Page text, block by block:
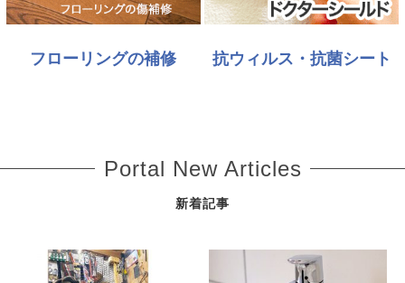
フローリングの補修 抗ウィルス・抗菌シート
Portal New Articles
新着記事